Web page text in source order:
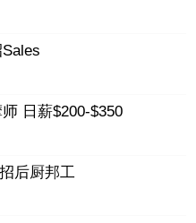
日薪$200-$350
后厨邦工